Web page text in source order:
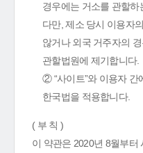
경우에는 거소를 관할하
다만, 제소 당시 이용자
않거나 외국 거주자의
관할법원에 제기합니다.
② “사이트”와 이용자 간
한국법을 적용합니다.
( 부 칙 )
이 약관은 2020년 8월부터